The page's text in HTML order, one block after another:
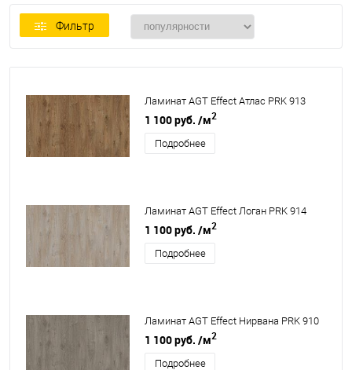
Фильтр
Ламинат AGT Effect Атлас PRK 913
1 100 руб. /м2
Подробнее
Ламинат AGT Effect Логан PRK 914
1 100 руб. /м2
Подробнее
Ламинат AGT Effect Нирвана PRK 910
1 100 руб. /м2
Подробнее